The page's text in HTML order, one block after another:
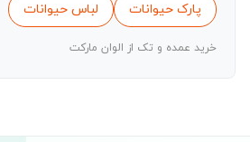
پارک حیوانات لباس حیوانات
خرید عمده و تک از الوان مارکت